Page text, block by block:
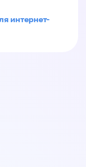
интернет-